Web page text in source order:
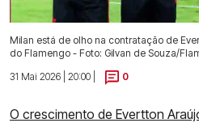
Milan está de olho na contratação de
do Flamengo - Foto: Gilvan de Souza/
31 Mai 2026 | 20:00 |
0
O crescimento de Evertton